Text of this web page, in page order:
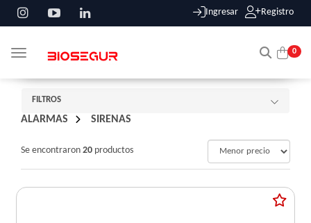
Ingresar Registro
0
Toggle navigation
FILTROS
ALARMAS SIRENAS
Se encontraron 20 productos